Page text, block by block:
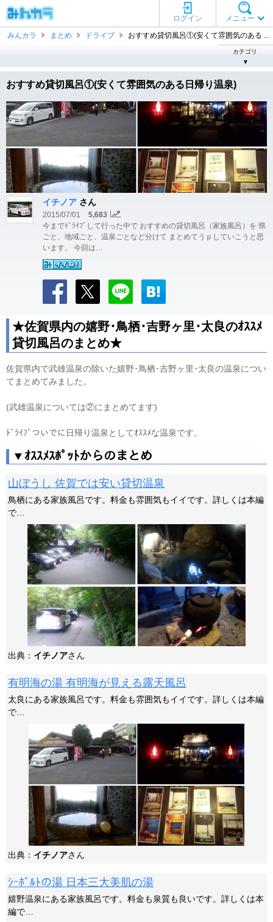
メニュー
ログイン
みんカラ
まとめ ドライブ おすすめ貸切風呂①(安くて雰囲気のある ...
カテゴリ
▼
おすすめ貸切風呂①(安くて雰囲気のある日帰り温泉)
イチノア さん
2015/07/01
5,683
今までﾄﾞﾗｲﾌﾞして行った中で おすすめの貸切風呂（家族風呂）を 県
ごと、地域ごと、温泉ごとなど分けて まとめてうｐしていこうと思
います。 今回は…
★佐賀県内の嬉野･鳥栖･吉野ヶ里･太良のｵｽｽﾒ
貸切風呂のまとめ★
佐賀県内で武雄温泉の除いた嬉野･鳥栖･吉野ヶ里･太良の温泉につい
てまとめてみました。
(武雄温泉については②にまとめてます)
ﾄﾞﾗｲﾌﾞついでに日帰り温泉としてｵｽｽﾒな温泉です。
▼ｵｽｽﾒｽﾎﾟｯﾄからのまとめ
山ぼうし 佐賀では安い貸切温泉
鳥栖にある家族風呂です。料金も雰囲気もイイです。詳しくは本編
で…
出典： イチノアさん
有明海の湯 有明海が見える露天風呂
太良にある家族風呂です。料金も雰囲気もイイです。詳しくは本編
で…
出典： イチノアさん
ｼｰﾎﾞﾙﾄの湯 日本三大美肌の湯
嬉野温泉にある家族風呂です。料金も泉質も良いです。詳しくは本
編で…